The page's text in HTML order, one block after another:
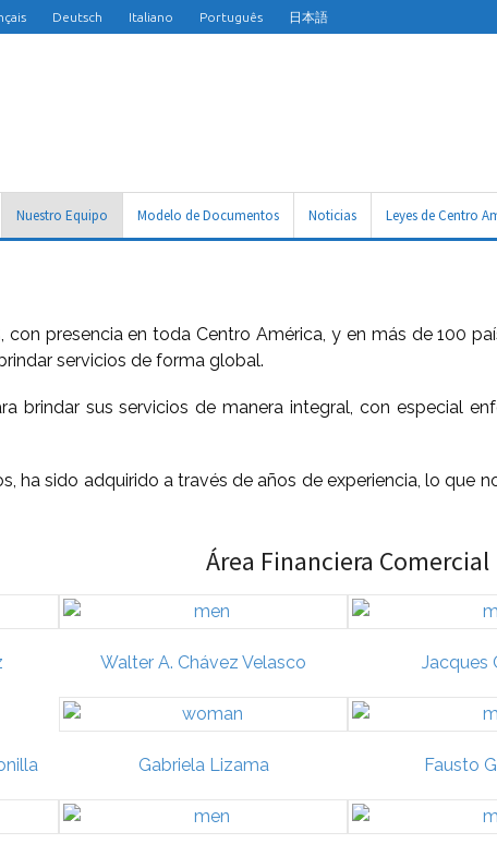
Deutsch Italiano Português 日本語
Nuestro Equipo Modelo de Documentos Noticias Leyes de Centro
presencia en toda Centro América, y en más de 100
servicios de forma global.
brindar sus servicios de manera integral, con especial
ha sido adquirido a través de años de experiencia, lo que
Área Financiera Comercial
Walter A. Chávez Velasco Jacques
Gabriela Lizama Fausto